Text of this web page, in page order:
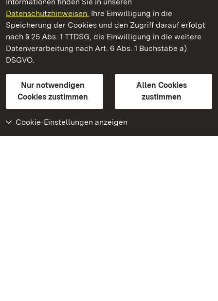
Datenschutzhinweisen. Ihre Einwilligung in die
Speicherung der Cookies und den Zugriff darauf erfolgt
nach § 25 Abs. 1 TTDSG, die Einwilligung in die weitere
Datenverarbeitung nach Art. 6 Abs. 1 Buchstabe a)
DSGVO.
Nur notwendigen
Cookies zustimmen
Allen Cookies
zustimmen
Cookie-Einstellungen anzeigen
Residenzschloss Rastatt
Staatliche Schlösser und Gärten Baden-Württemberg
Kontakt
GebärdenspracheLeichte Sprache
Erklärung zur Barrierefreiheit
BITV-konform (geprüfte Seiten)
Weiteres